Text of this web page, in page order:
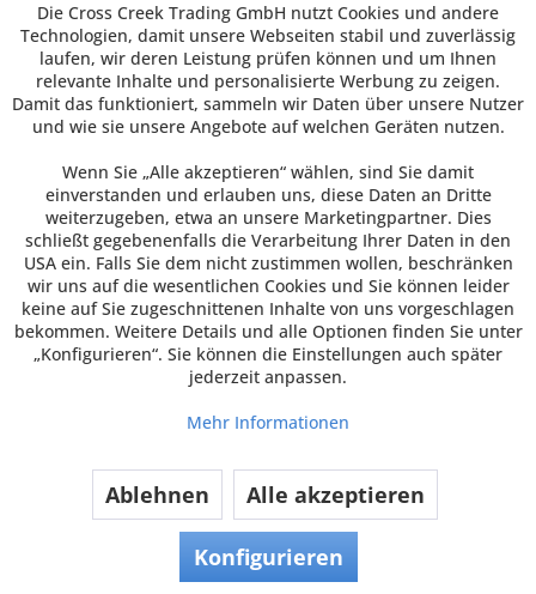
Verpackungsbecher RPET, klar,
rund, 50ml
Verpackungsbecher rund 50 ml, transparent, rPET
Unsere Verpackungsbecher sind bestens geeignet z.
B. für Dips, Soßen oder aber auch als Verkostungs-
oder Dessertbecher. Die passenden Deckel finden Sie
über "Zubehör".
32,20 €
ab 29,99 € *
Preis pro VE
Inhalt1000 Stück(0,03 € * / 1 Stück)
VE 1000 Stück
Die Cross Creek Trading GmbH nutzt Cookies und andere
Technologien, damit unsere Webseiten stabil und zuverlässig
laufen, wir deren Leistung prüfen können und um Ihnen
relevante Inhalte und personalisierte Werbung zu zeigen.
Damit das funktioniert, sammeln wir Daten über unsere Nutzer
und wie sie unsere Angebote auf welchen Geräten nutzen.
Wenn Sie „Alle akzeptieren“ wählen, sind Sie damit
einverstanden und erlauben uns, diese Daten an Dritte
weiterzugeben, etwa an unsere Marketingpartner. Dies
schließt gegebenenfalls die Verarbeitung Ihrer Daten in den
USA ein. Falls Sie dem nicht zustimmen wollen, beschränken
wir uns auf die wesentlichen Cookies und Sie können leider
keine auf Sie zugeschnittenen Inhalte von uns vorgeschlagen
bekommen. Weitere Details und alle Optionen finden Sie unter
„Konfigurieren“. Sie können die Einstellungen auch später
jederzeit anpassen.
Mehr Informationen
Ablehnen Alle akzeptieren
Konfigurieren